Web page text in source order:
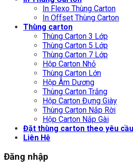
In Flexo Thùng Carton
In Offset Thùng Carton
Thùng carton
Thùng Carton 3 Lớp
Thùng Carton 5 Lớp
Thùng Carton 7 Lớp
Hộp Carton Nhỏ
Thùng Carton Lớn
Hộp Âm Dương
Thùng Carton Trắng
Hộp Carton Đựng Giày
Thùng Carton Nắp Rời
Hộp Carton Nắp Gài
Đặt thùng carton theo yêu cầu
Liên Hệ
Đăng nhập